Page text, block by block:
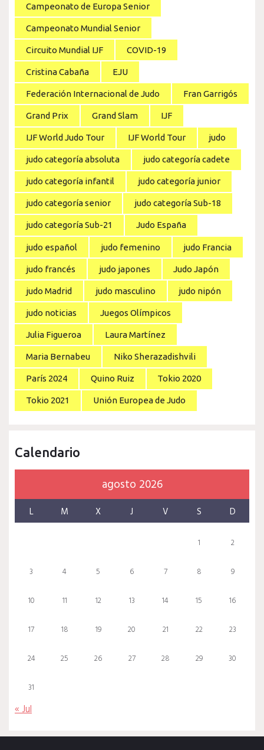
Campeonato de Europa Senior
Campeonato Mundial Senior
Circuito Mundial IJF COVID-19
Cristina Cabaña EJU
Federación Internacional de Judo Fran Garrigós
Grand Prix Grand Slam IJF
IJF World Judo Tour IJF World Tour judo
judo categoría absoluta judo categoría cadete
judo categoría infantil judo categoría junior
judo categoría senior judo categoría Sub-18
judo categoría Sub-21 Judo España
judo español judo femenino judo Francia
judo francés judo japones Judo Japón
judo Madrid judo masculino judo nipón
judo noticias Juegos Olímpicos
Julia Figueroa Laura Martínez
Maria Bernabeu Niko Sherazadishvili
París 2024 Quino Ruiz Tokio 2020
Tokio 2021 Unión Europea de Judo
Calendario
agosto 2026
L M X J V S D
1 2
3 4 5 6 7 8 9
10 11 12 13 14 15 16
17 18 19 20 21 22 23
24 25 26 27 28 29 30
31
« Jul